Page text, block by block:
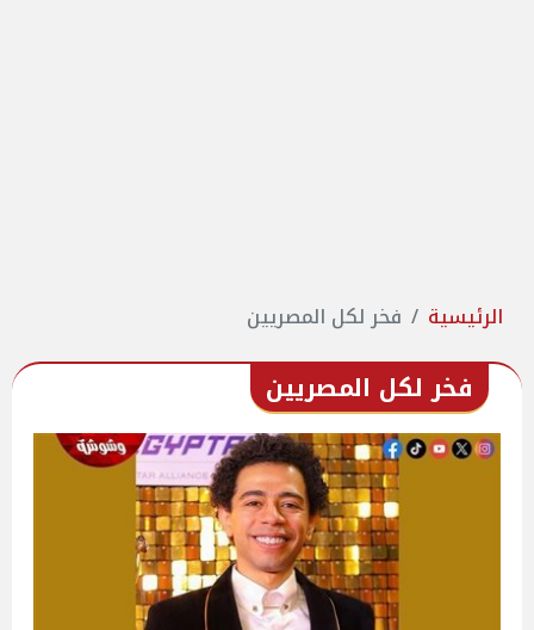
الرئيسية فخر لكل المصريين
فخر لكل المصريين